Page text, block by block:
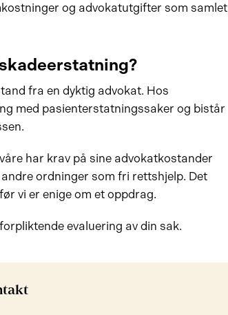
og advokatutgifter som samlet
fra en dyktig advokat. Hos
med pasienterstatningssaker og bistår
har krav på sine advokatkostander
ordninger som fri rettshjelp. Det
vi er enige om et oppdrag.
evaluering av din sak.